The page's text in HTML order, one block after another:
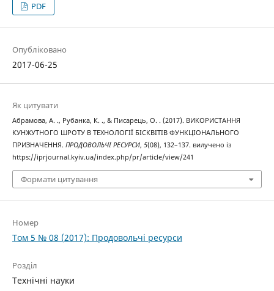
PDF
Опубліковано
2017-06-25
Як цитувати
Абрамова, А. ., Рубанка, К. ., & Писарець, О. . (2017). ВИКОРИСТАННЯ
КУНЖУТНОГО ШРОТУ В ТЕХНОЛОГІЇ БІСКВІТІВ ФУНКЦІОНАЛЬНОГО
ПРИЗНАЧЕННЯ. ПРОДОВОЛЬЧІ РЕСУРСИ, 5(08), 132–137. вилучено із
https://iprjournal.kyiv.ua/index.php/pr/article/view/241
Формати цитування
Номер
Том 5 № 08 (2017): Продовольчі ресурси
Розділ
Технічні науки